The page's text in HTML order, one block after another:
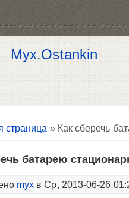
Myx.Ostankin
страница » Как сберечь
батарею
myx в Ср, 2013-06-26